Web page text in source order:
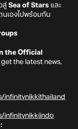
สู่ Sea of Stars และ
เองไปพร้อมกัน
the Official
the latest news,
infinitynikkithailand
infinitynikkiindo